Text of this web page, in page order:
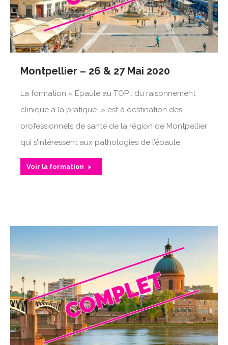
Montpellier – 26 & 27 Mai 2020
La formation « Epaule au TOP : du raisonnement
clinique à la pratique » est à destination des
professionnels de santé de la région de Montpellier
qui s’intéressent aux pathologies de l’épaule.
Voir la formation